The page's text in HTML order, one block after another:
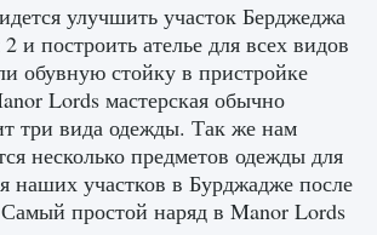
2 395
улучшить участок Берджеджа
и построить ателье для всех видов
обувную стойку в пристройке
Lords мастерская обычно
три вида одежды. Так же нам
несколько предметов одежды для
наших участков в Бурджадже после
простой наряд в Manor Lords